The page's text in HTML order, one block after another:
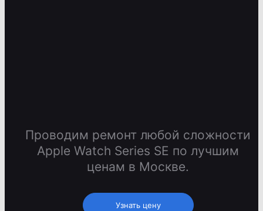
Проводим ремонт любой сложности
Apple Watch Series SE по лучшим
ценам в Москве.
Узнать цену